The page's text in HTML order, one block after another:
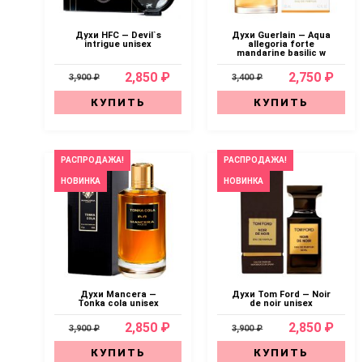
Духи HFC — Devil`s
intrigue unisex
3,900 ₽ 2,850 ₽
КУПИТЬ
Духи Guerlain — Aqua
allegoria forte
mandarine basilic w
3,400 ₽ 2,750 ₽
КУПИТЬ
РАСПРОДАЖА!
НОВИНКА
Духи Mancera —
Tonka cola unisex
3,900 ₽ 2,850 ₽
КУПИТЬ
РАСПРОДАЖА!
НОВИНКА
Духи Tom Ford — Noir
de noir unisex
3,900 ₽ 2,850 ₽
КУПИТЬ